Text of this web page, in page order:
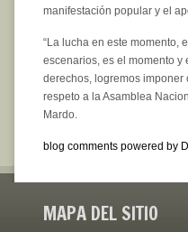
manifestación popular y el
“La lucha en este momento,
escenarios, es el momento
derechos, logremos
respeto a la Asamblea
Mardo.
blog comments powered by
MAPA DEL SITIO